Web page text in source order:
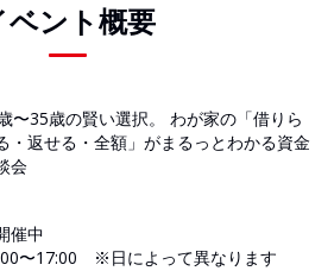
ベント概要
〜35歳の賢い選択。 わが家の「借りら
・返せる・全額」がまるっとわかる資金
会
催中
〜17:00 ※日によって異なります